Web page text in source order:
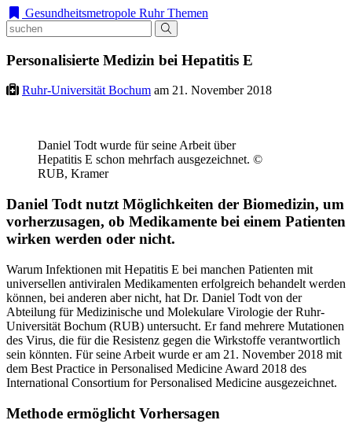
Gesundheitsmetropole Ruhr Themen
Personalisierte Medizin bei Hepatitis E
Ruhr-Universität Bochum am 21. November 2018
Daniel Todt wurde für seine Arbeit über
Hepatitis E schon mehrfach ausgezeichnet. ©
RUB, Kramer
Daniel Todt nutzt Möglichkeiten der Biomedizin, um
vorherzusagen, ob Medikamente bei einem Patienten
wirken werden oder nicht.
Warum Infektionen mit Hepatitis E bei manchen Patienten mit
universellen antiviralen Medikamenten erfolgreich behandelt werden
können, bei anderen aber nicht, hat Dr. Daniel Todt von der
Abteilung für Medizinische und Molekulare Virologie der Ruhr-
Universität Bochum (RUB) untersucht. Er fand mehrere Mutationen
des Virus, die für die Resistenz gegen die Wirkstoffe verantwortlich
sein könnten. Für seine Arbeit wurde er am 21. November 2018 mit
dem Best Practice in Personalised Medicine Award 2018 des
International Consortium for Personalised Medicine ausgezeichnet.
Methode ermöglicht Vorhersagen